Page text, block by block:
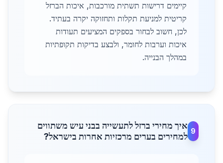
קיימים דרישות תשתית מורכבות, איכות הברזל
קריטית למניעת תקלות ותחזוקה יקרה בעתיד.
לכן, חשוב לבחור בספקים המציעים תעודות
איכות וערבות לחומר, ולבצע בדיקות תקופתיות
במהלך הבנייה.
9
איך מחירי ברזל לתעשייה בבני עיש משתווים
למחירים בערים מרכזיות אחרות בישראל?